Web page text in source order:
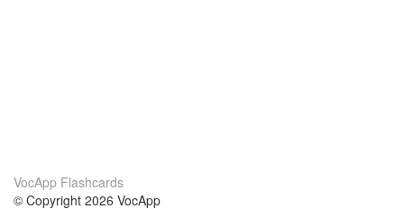
VocApp Flashcards
© Copyright 2026 VocApp